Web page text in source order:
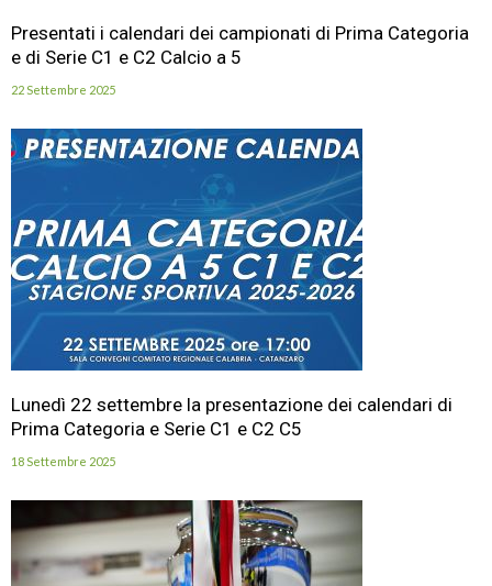
Presentati i calendari dei campionati di Prima Categoria
e di Serie C1 e C2 Calcio a 5
22 Settembre 2025
Lunedì 22 settembre la presentazione dei calendari di
Prima Categoria e Serie C1 e C2 C5
18 Settembre 2025